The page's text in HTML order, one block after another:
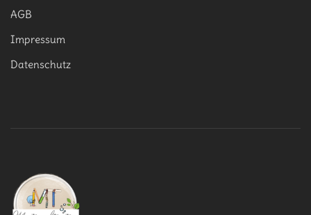
AGB
Impressum
Datenschutz